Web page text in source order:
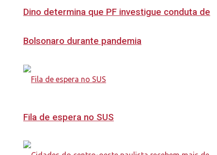
Dino determina que PF investigue conduta de
Bolsonaro durante pandemia
Fila de espera no SUS